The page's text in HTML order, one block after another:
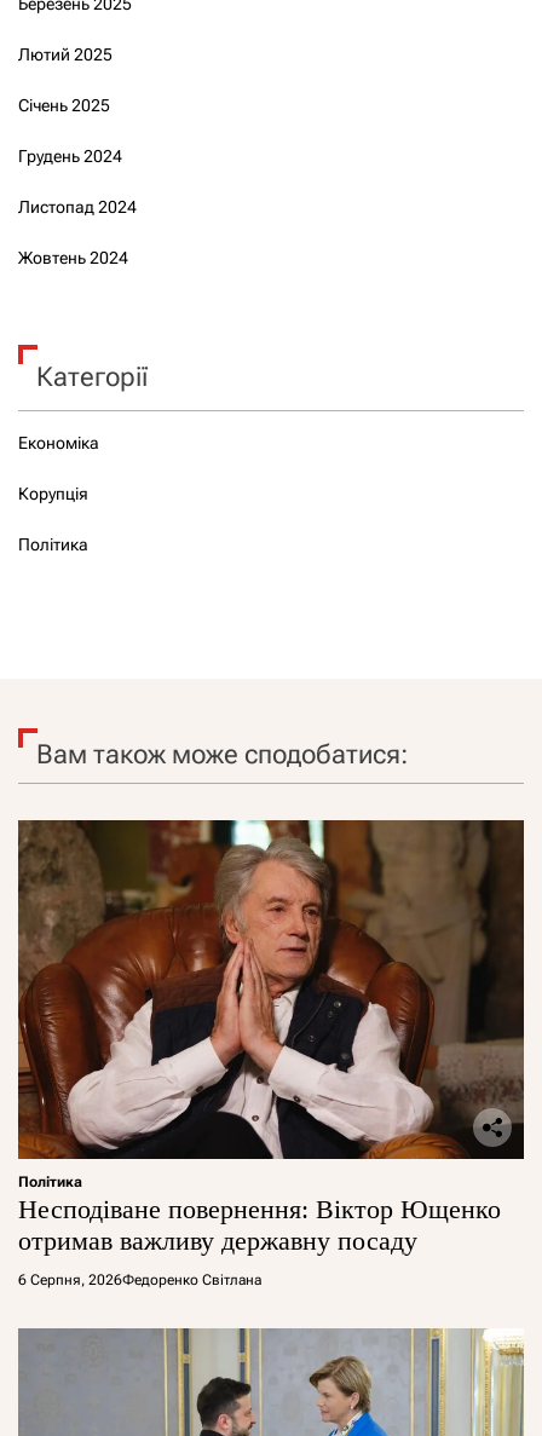
Лютий 2025
Січень 2025
Грудень 2024
Листопад 2024
Жовтень 2024
Категорії
Економіка
Корупція
Політика
Вам також може сподобатися:
Політика
Несподіване повернення: Віктор Ющенко
отримав важливу державну посаду
6 Серпня, 2026Федоренко Світлана